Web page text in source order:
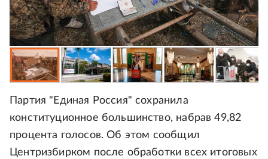
Партия "Единая Россия" сохранила
конституционное большинство, набрав 49,82
процента голосов. Об этом сообщил
Центризбирком после обработки всех итоговых